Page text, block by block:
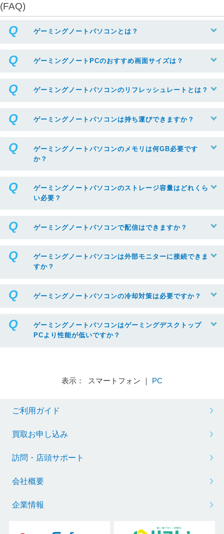
(FAQ)
ゲーミングノートパソコンとは？
ゲーミングノートPCのおすすめ画面サイズは？
ゲーミングノートパソコンのリフレッシュレートとは？
ゲーミングノートパソコンは持ち運びできますか？
ゲーミングノートパソコンのメモリは何GB必要です
か？
ゲーミングノートパソコンのストレージ容量はどれくら
い必要？
ゲーミングノートパソコンで配信はできますか？
ゲーミングノートパソコンは外部モニターに接続できま
すか？
ゲーミングノートパソコンの冷却対策は必要ですか？
ゲーミングノートパソコンはゲーミングデスクトップ
PCより性能が低いですか？
表示： スマートフォン ｜ PC
ご利用ガイド
買取お申し込み
訪問・店頭サポート
会社概要
企業情報